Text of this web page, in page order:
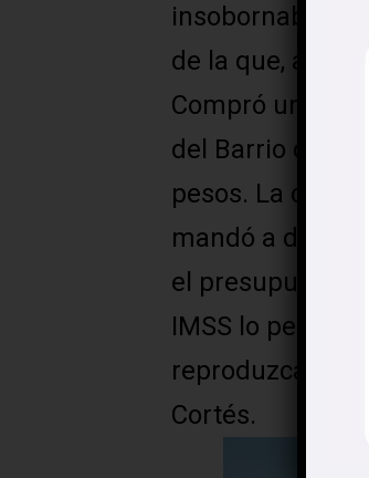
insobornable,
de la que, al
Compró una
del Barrio de
pesos. La casa
mandó a
el presupuesto
IMSS lo
reproduzca ahí
Cortés.